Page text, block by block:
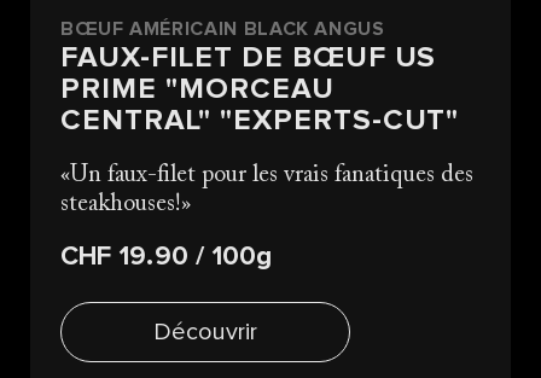
BŒUF AMÉRICAIN BLACK ANGUS
FAUX-FILET DE BŒUF US
PRIME "MORCEAU
CENTRAL" "EXPERTS-CUT"
Un faux-filet pour les vrais fanatiques des
steakhouses!
CHF 19.90/ 100g
Découvrir